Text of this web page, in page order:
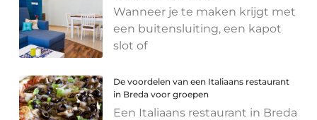
Wanneer je te maken krijgt met
een buitensluiting, een kapot
slot of
De voordelen van een Italiaans restaurant
in Breda voor groepen
Een Italiaans restaurant in Breda